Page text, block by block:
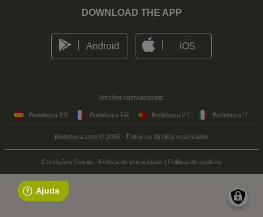
DOWNLOAD THE APP
Android iOS
Versões internacionais:
Bodeboca ES Bodeboca FR Bodeboca PT Bodeboca IT
Bodeboca.com © 2026 - Todos os direitos reservados
Condições Gerais | Política de privacidade | Política de cookies